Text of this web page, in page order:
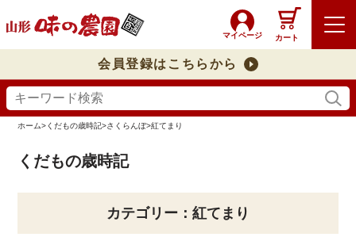
マイページ カート
会員登録はこちらから
ホーム>くだもの歳時記>さくらんぼ>紅てまり
くだもの歳時記
カテゴリー：紅てまり